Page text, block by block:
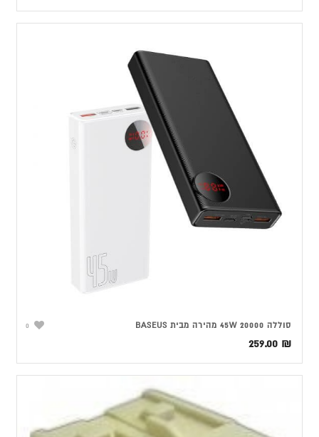
0 סוללה 45W 20000 מהירה מבית BASEUS
259.00 ₪